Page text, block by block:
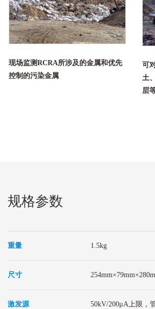
现场监测RCRA所涉及的金属和优先
控制的污染金属
可
土
层
规格参数
重量 1.5kg
尺寸
激发源
50kV/200μA上限，